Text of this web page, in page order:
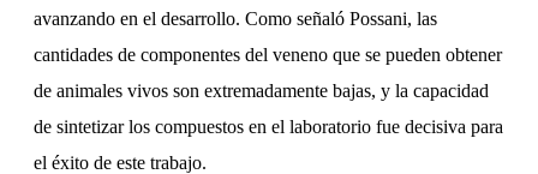
avanzando en el desarrollo. Como señaló Possani, las
cantidades de componentes del veneno que se pueden obtener
de animales vivos son extremadamente bajas, y la capacidad
de sintetizar los compuestos en el laboratorio fue decisiva para
el éxito de este trabajo.